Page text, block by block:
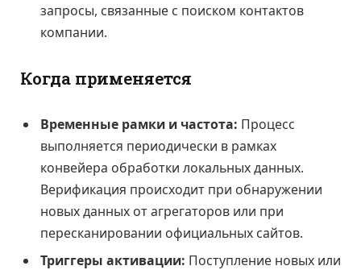
запросы, связанные с поиском контактов
компании.
Когда применяется
Временные рамки и частота: Процесс
выполняется периодически в рамках
конвейера обработки локальных данных.
Верификация происходит при обнаружении
новых данных от агрегаторов или при
пересканировании официальных сайтов.
Триггеры активации: Поступление новых или